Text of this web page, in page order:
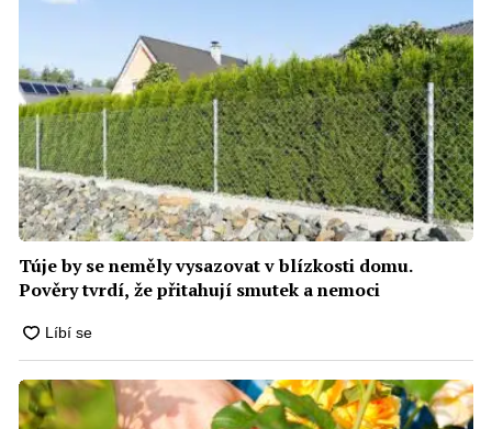
Túje by se neměly vysazovat v blízkosti domu.
Pověry tvrdí, že přitahují smutek a nemoci